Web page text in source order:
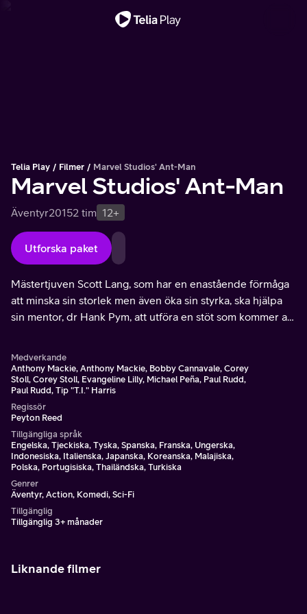
Telia Play Filmer Marvel Studios' Ant-Man
Marvel Studios' Ant-Man
Äventyr20152 tim 12+
Utforska paket
Mästertjuven Scott Lang, som har en enastående förmåga
att minska sin storlek men även öka sin styrka, ska hjälpa
sin mentor, dr Hank Pym, att utföra en stöt som kommer att
Medverkande
Anthony Mackie, Anthony Mackie, Bobby Cannavale, Corey
Stoll, Corey Stoll, Evangeline Lilly, Michael Peña, Paul Rudd,
Paul Rudd, Tip "T.I." Harris
Regissör
Peyton Reed
Tillgängliga språk
Engelska, Tjeckiska, Tyska, Spanska, Franska, Ungerska,
Indonesiska, Italienska, Japanska, Koreanska, Malajiska,
Polska, Portugisiska, Thailändska, Turkiska
Genrer
Äventyr, Action, Komedi, Sci-Fi
Tillgänglig
Tillgänglig 3+ månader
Liknande filmer